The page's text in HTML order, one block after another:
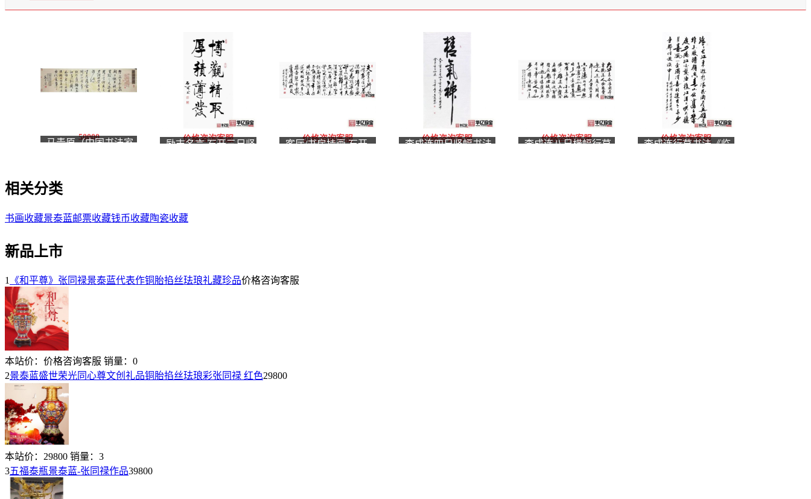
马青原（中国书法家
50000
励志名言 石开三尺竖
价格咨询客服
客厅/书房挂画 石开
价格咨询客服
李成连四尺竖幅书法
价格咨询客服
李成连八尺横幅行草
价格咨询客服
李成连行草书法《临
价格咨询客服
相关分类
书画收藏景泰蓝邮票收藏钱币收藏陶瓷收藏
新品上市
1 《和平尊》张同禄景泰蓝代表作铜胎掐丝珐琅礼藏珍品价格咨询客服
本站价： 价格咨询客服 销量： 0
2景泰蓝盛世荣光同心尊文创礼品铜胎掐丝珐琅彩张同禄 红色29800
本站价： 29800 销量： 3
3五福泰瓶景泰蓝-张同禄作品39800